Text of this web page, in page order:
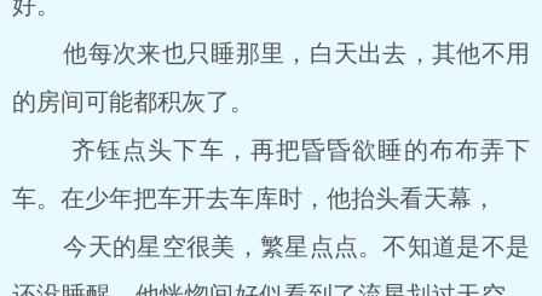
他每次来也只睡那里，白天出去，其他不用
的房间可能都积灰了。
齐钰点头下车，再把昏昏欲睡的布布弄下
车。在少年把车开去车库时，他抬头看天幕，
今天的星空很美，繁星点点。不知道是不是